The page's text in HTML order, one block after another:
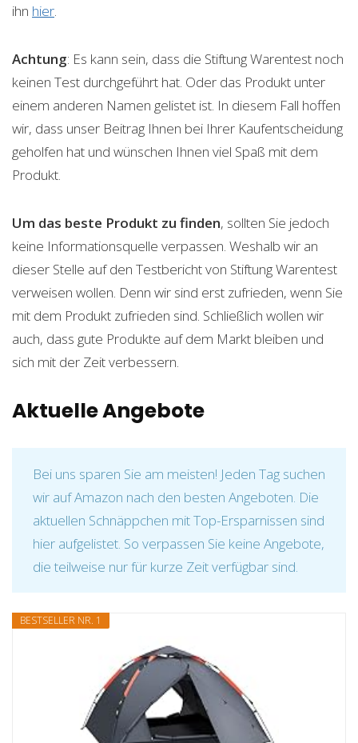
ihn hier.
Achtung: Es kann sein, dass die Stiftung Warentest noch
keinen Test durchgeführt hat. Oder das Produkt unter
einem anderen Namen gelistet ist. In diesem Fall hoffen
wir, dass unser Beitrag Ihnen bei Ihrer Kaufentscheidung
geholfen hat und wünschen Ihnen viel Spaß mit dem
Produkt.
Um das beste Produkt zu finden, sollten Sie jedoch
keine Informationsquelle verpassen. Weshalb wir an
dieser Stelle auf den Testbericht von Stiftung Warentest
verweisen wollen. Denn wir sind erst zufrieden, wenn Sie
mit dem Produkt zufrieden sind. Schließlich wollen wir
auch, dass gute Produkte auf dem Markt bleiben und
sich mit der Zeit verbessern.
Aktuelle Angebote
Bei uns sparen Sie am meisten! Jeden Tag suchen
wir auf Amazon nach den besten Angeboten. Die
aktuellen Schnäppchen mit Top-Ersparnissen sind
hier aufgelistet. So verpassen Sie keine Angebote,
die teilweise nur für kurze Zeit verfügbar sind.
BESTSELLER NR. 1